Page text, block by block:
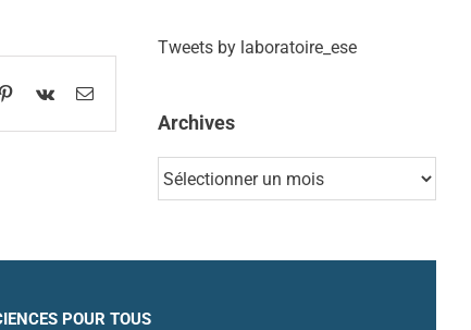
Pinterest
Vk Email
Tweets by laboratoire_ese
Archives
POUR TOUS